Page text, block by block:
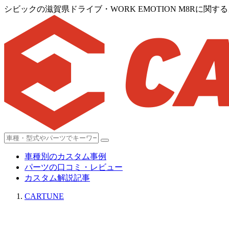
シビックの滋賀県ドライブ・WORK EMOTION M8Rに関す
車種別のカスタム事例
パーツの口コミ・レビュー
カスタム解説記事
CARTUNE